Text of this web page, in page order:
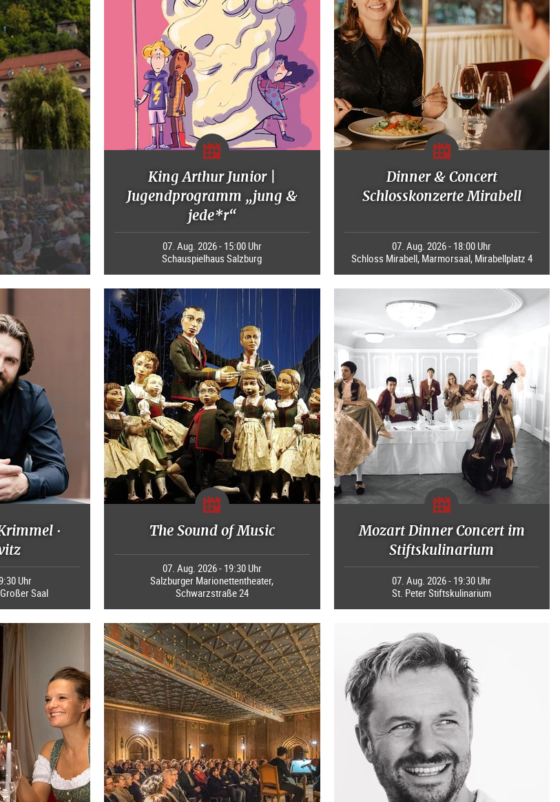
King Arthur Junior |
Jugendprogramm „jung &
jede*r“
07. Aug. 2026 - 15:00 Uhr
Schauspielhaus Salzburg
Dinner & Concert
Schlosskonzerte Mirabell
07. Aug. 2026 - 18:00 Uhr
Schloss Mirabell, Marmorsaal, Mirabellplatz 4
·
Uhr
Saal
The Sound of Music
07. Aug. 2026 - 19:30 Uhr
Salzburger Marionettentheater,
Schwarzstraße 24
Mozart Dinner Concert im
Stiftskulinarium
07. Aug. 2026 - 19:30 Uhr
St. Peter Stiftskulinarium